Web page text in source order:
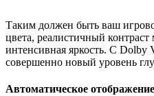
Таким должен быть ваш
цвета, реалистичный
интенсивная яркость. С Dolby
совершенно новый уровень
Автоматическое